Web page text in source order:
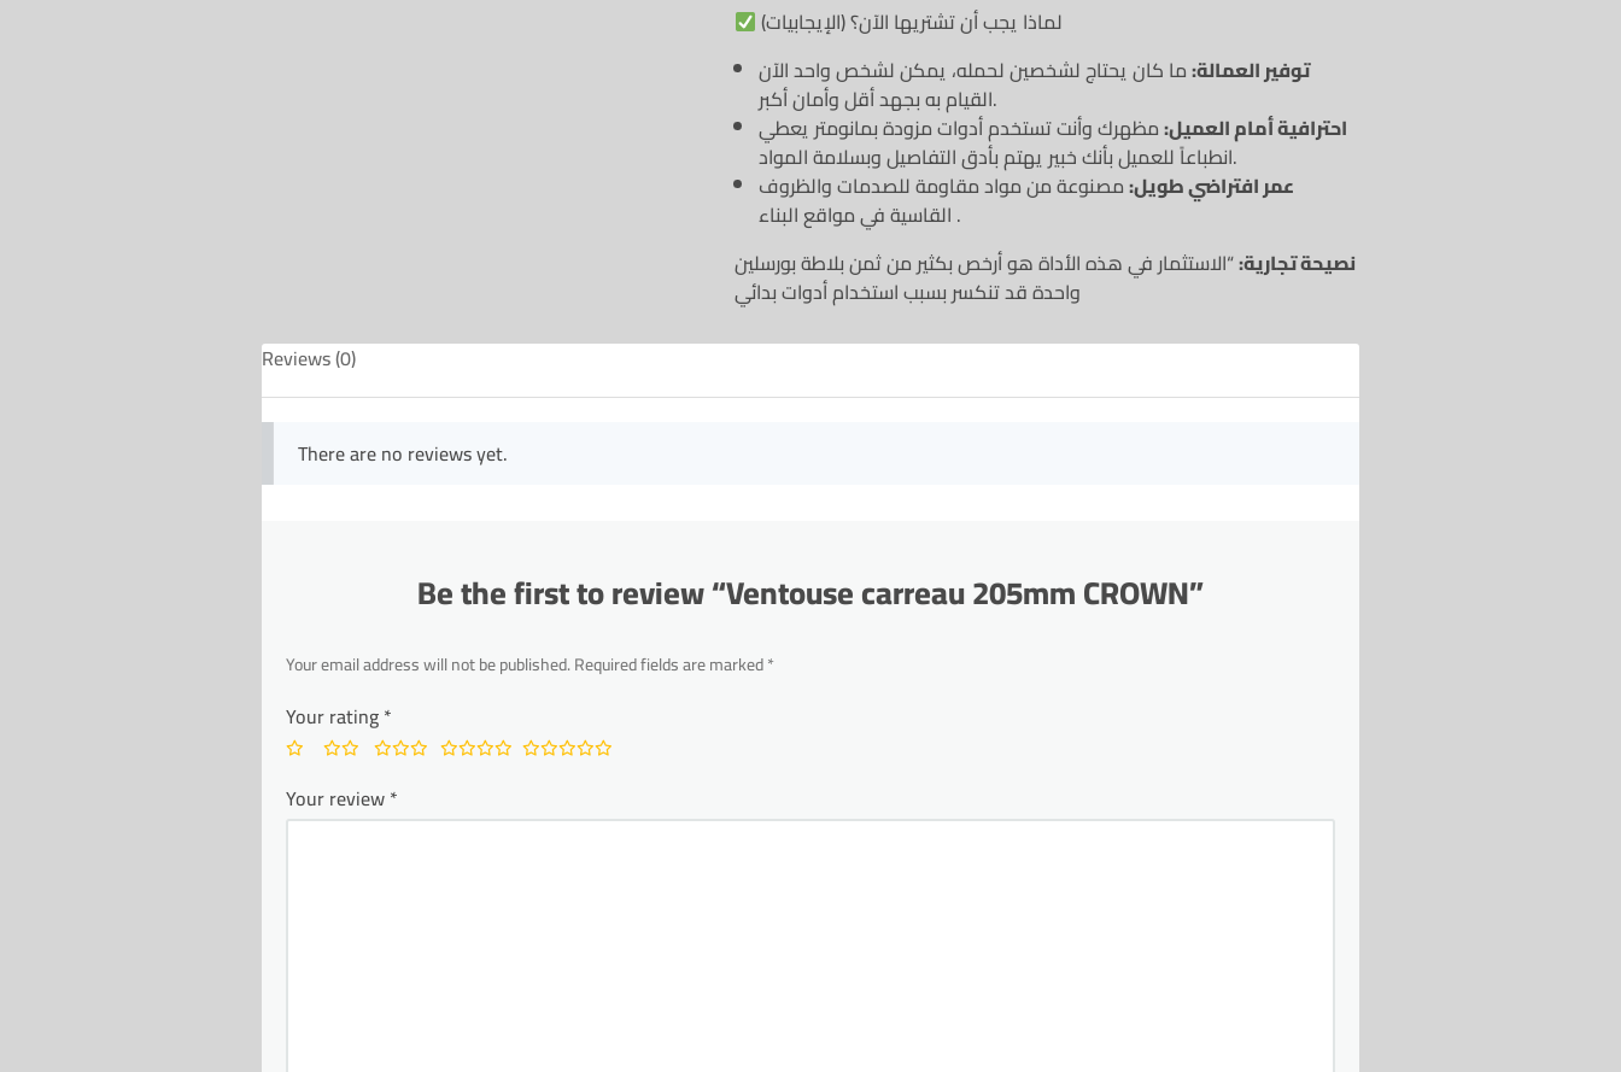
لماذا يجب أن تشتريها الآن؟ (الإيجابيات)
توفير العمالة:ما كان يحتاج لشخصين لحمله، يمكن لشخص واحد الآن
القيام به بجهد أقل وأمان أكبر.
احترافية أمام العميل:مظهرك وأنت تستخدم أدوات مزودة بمانومتر يعطي
انطباعاً للعميل بأنك خبير يهتم بأدق التفاصيل وبسلامة المواد.
عمر افتراضي طويل:مصنوعة من مواد مقاومة للصدمات والظروف
القاسية في مواقع البناء .
نصيحة تجارية:“الاستثمار في هذه الأداة هو أرخص بكثير من ثمن بلاطة بورسلين
واحدة قد تنكسر بسبب استخدام أدوات بدائي
Reviews (0)
There are no reviews yet.
Be the first to review “Ventouse carreau 205mm CROWN”
Your email address will not be published.Required fields are marked*
Your rating*
Your review*